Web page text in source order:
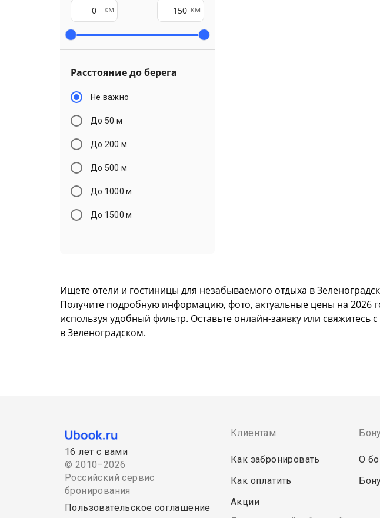
км км
Расстояние до берега
Не важно
До 50 м
До 200 м
До 500 м
До 1000 м
До 1500 м
Ищете отели и гостиницы для незабываемого отдыха в
Получите подробную информацию, фото, актуальные цены на 2026
используя удобный фильтр. Оставьте онлайн-заявку или
в Зеленоградском.
16 лет с вами
© 2010–2026
Российский сервис
бронирования
Пользовательское соглашение
Клиентам
Как забронировать
Как оплатить
Акции
О